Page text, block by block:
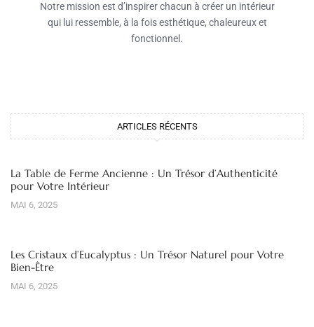
Notre mission est d’inspirer chacun à créer un intérieur
qui lui ressemble, à la fois esthétique, chaleureux et
fonctionnel.
ARTICLES RÉCENTS
La Table de Ferme Ancienne : Un Trésor d’Authenticité
pour Votre Intérieur
MAI 6, 2025
Les Cristaux d’Eucalyptus : Un Trésor Naturel pour Votre
Bien-Être
MAI 6, 2025